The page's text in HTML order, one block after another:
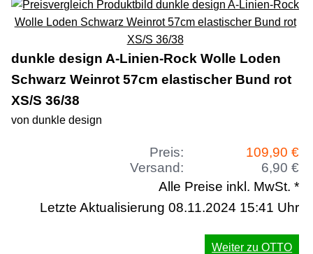
dunkle design A-Linien-Rock Wolle Loden
Schwarz Weinrot 57cm elastischer Bund rot
XS/S 36/38
von dunkle design
Preis:
109,90 €
Versand:
6,90 €
Alle Preise inkl. MwSt. *
Letzte Aktualisierung 08.11.2024 15:41 Uhr
Weiter zu OTTO